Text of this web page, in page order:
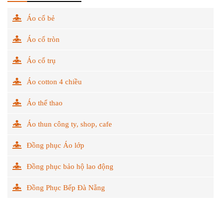
Áo cổ bẻ
Áo cổ tròn
Áo cổ trụ
Áo cotton 4 chiều
Áo thể thao
Áo thun công ty, shop, cafe
Đồng phục Áo lớp
Đồng phục bảo hộ lao động
Đồng Phục Bếp Đà Nẵng